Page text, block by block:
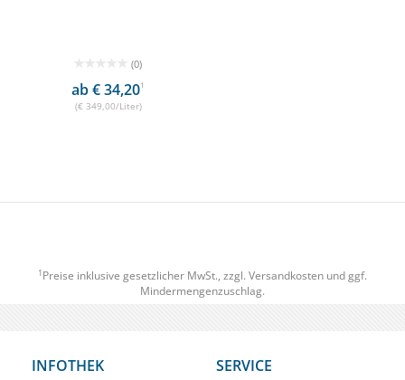
(0)
ab € 34,201
(€ 349,00/Liter)
1 Preise inklusive gesetzlicher MwSt., zzgl. Versandkosten und ggf.
Mindermengenzuschlag.
INFOTHEK SERVICE